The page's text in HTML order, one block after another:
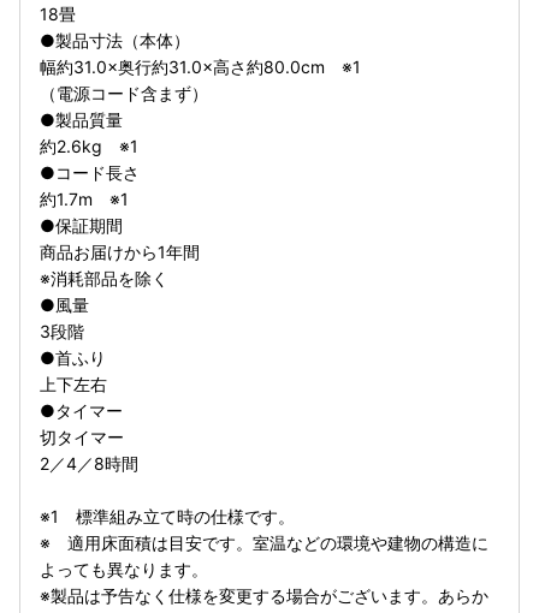
18畳
●製品寸法（本体）
幅約31.0×奥行約31.0×高さ約80.0cm ※1
（電源コード含まず）
●製品質量
約2.6kg ※1
●コード長さ
約1.7m ※1
●保証期間
商品お届けから1年間
※消耗部品を除く
●風量
3段階
●首ふり
上下左右
●タイマー
切タイマー
2／4／8時間
※1 標準組み立て時の仕様です。
※ 適用床面積は目安です。室温などの環境や建物の構造に
よっても異なります。
※製品は予告なく仕様を変更する場合がございます。あらか